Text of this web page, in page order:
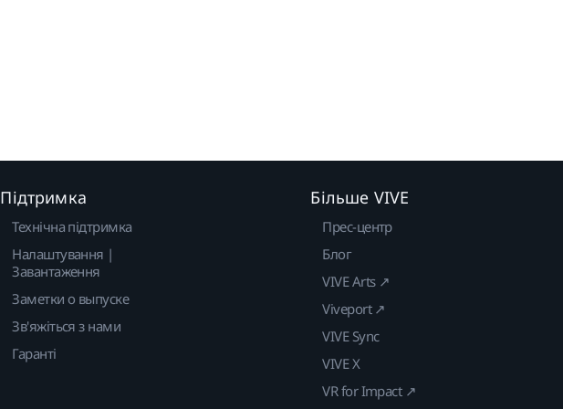
Підтримка
Технічна підтримка
Налаштування |
Завантаження
Заметки о выпуске
Зв'яжіться з нами
Гаранті
Більше VIVE
Прес-центр
Блог
VIVE Arts ↗
Viveport ↗
VIVE Sync
VIVE X
VR for Impact ↗